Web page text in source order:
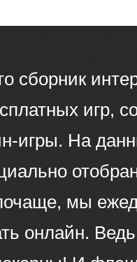
сборник
игр,
игры. На
мы
онлайн.